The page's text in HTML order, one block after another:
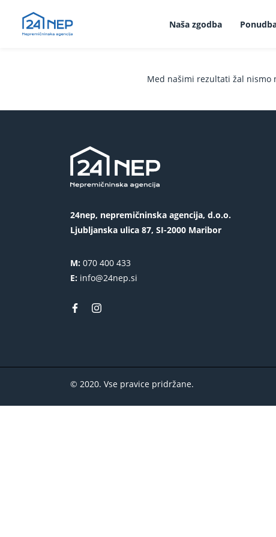
Naša zgodba
Med našimi rezultati žal nismo
24nep, nepremičninska agencija, d.o.o.
Ljubljanska ulica 87, SI-2000 Maribor
M: 070 400 433
E: info@24nep.si
© 2020. Vse pravice pridržane.